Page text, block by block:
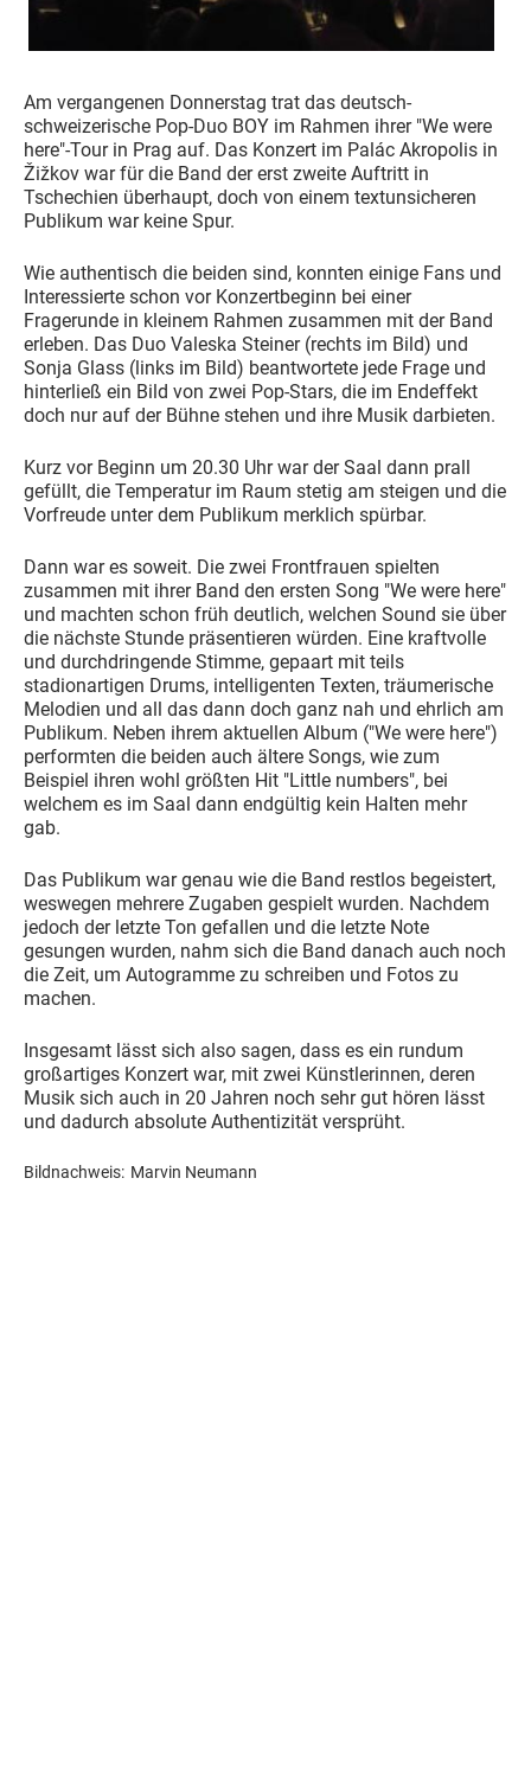
Am vergangenen Donnerstag trat das deutsch-
schweizerische Pop-Duo BOY im Rahmen ihrer "We were
here"-Tour in Prag auf. Das Konzert im Palác Akropolis in
Žižkov war für die Band der erst zweite Auftritt in
Tschechien überhaupt, doch von einem textunsicheren
Publikum war keine Spur.
Wie authentisch die beiden sind, konnten einige Fans und
Interessierte schon vor Konzertbeginn bei einer
Fragerunde in kleinem Rahmen zusammen mit der Band
erleben. Das Duo Valeska Steiner (rechts im Bild) und
Sonja Glass (links im Bild) beantwortete jede Frage und
hinterließ ein Bild von zwei Pop-Stars, die im Endeffekt
doch nur auf der Bühne stehen und ihre Musik darbieten.
Kurz vor Beginn um 20.30 Uhr war der Saal dann prall
gefüllt, die Temperatur im Raum stetig am steigen und die
Vorfreude unter dem Publikum merklich spürbar.
Dann war es soweit. Die zwei Frontfrauen spielten
zusammen mit ihrer Band den ersten Song "We were here"
und machten schon früh deutlich, welchen Sound sie über
die nächste Stunde präsentieren würden. Eine kraftvolle
und durchdringende Stimme, gepaart mit teils
stadionartigen Drums, intelligenten Texten, träumerische
Melodien und all das dann doch ganz nah und ehrlich am
Publikum. Neben ihrem aktuellen Album ("We were here")
performten die beiden auch ältere Songs, wie zum
Beispiel ihren wohl größten Hit "Little numbers", bei
welchem es im Saal dann endgültig kein Halten mehr
gab.
Das Publikum war genau wie die Band restlos begeistert,
weswegen mehrere Zugaben gespielt wurden. Nachdem
jedoch der letzte Ton gefallen und die letzte Note
gesungen wurden, nahm sich die Band danach auch noch
die Zeit, um Autogramme zu schreiben und Fotos zu
machen.
Insgesamt lässt sich also sagen, dass es ein rundum
großartiges Konzert war, mit zwei Künstlerinnen, deren
Musik sich auch in 20 Jahren noch sehr gut hören lässt
und dadurch absolute Authentizität versprüht.
Bildnachweis: Marvin Neumann